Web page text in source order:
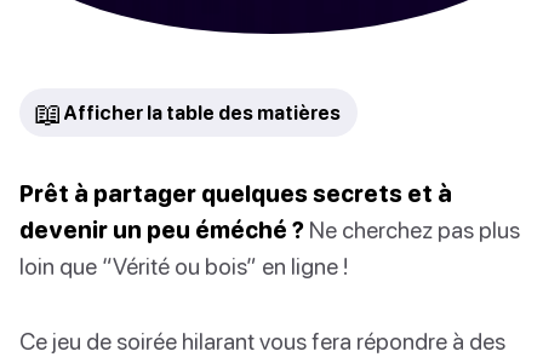
📖 Afficher la table des matières
Prêt à partager quelques secrets et à
devenir un peu éméché ? Ne cherchez pas plus
loin que “Vérité ou bois” en ligne !
Ce jeu de soirée hilarant vous fera répondre à des